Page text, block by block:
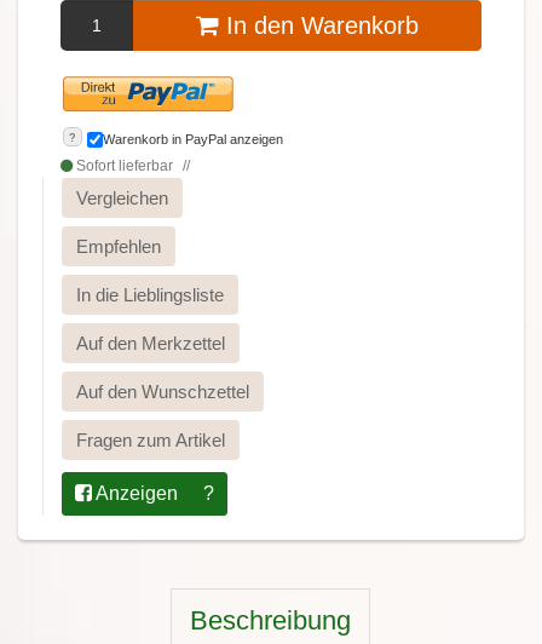
In den Warenkorb
? Warenkorb in PayPal anzeigen
Sofort lieferbar
Vergleichen
Empfehlen
In die Lieblingsliste
Auf den Merkzettel
Auf den Wunschzettel
Fragen zum Artikel
Anzeigen ?
Beschreibung